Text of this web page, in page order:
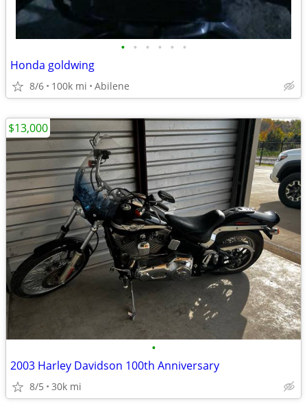
• • • • • •
Honda goldwing
8/6 100k mi Abilene
•
2003 Harley Davidson 100th Anniversary
8/5 30k mi
$13,000